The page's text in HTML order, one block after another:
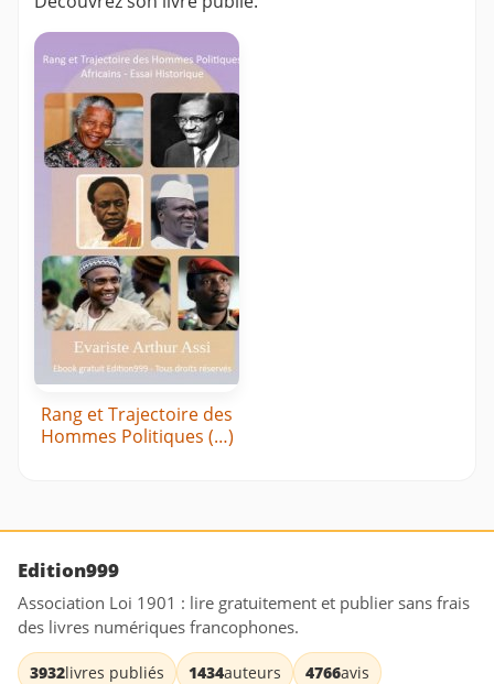
Rang et Trajectoire des
Hommes Politiques (…)
Edition999
Association Loi 1901 : lire gratuitement et publier sans frais
des livres numériques francophones.
3932livres publiés 1434auteurs 4766avis